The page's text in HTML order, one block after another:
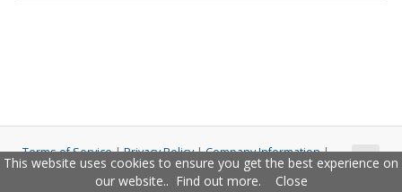
This website uses cookies to ensure you get the best experience on
our website.. Find out more. Close
Terms of Service|Privacy Policy|Company Information|
Copyright © 2011 - 2026 Closco Ltd. All Rights Reserved.